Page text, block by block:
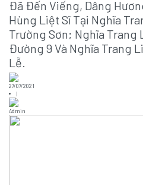
Đã Đến Viếng, Dâng
Hùng Liệt Sĩ Tại Nghĩa
Trường Sơn; Nghĩa Trang
Đường 9 Và Nghĩa Trang
Lễ.
27/07/2021
|
Admin